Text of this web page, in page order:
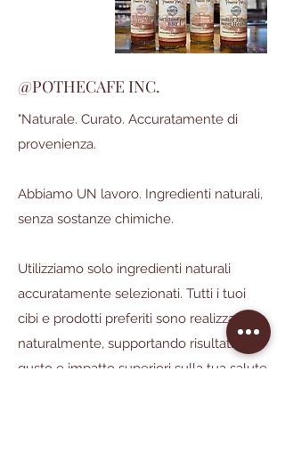
@POTHECAFE INC.
"Naturale. Curato. Accuratamente di
provenienza.
Abbiamo UN lavoro. Ingredienti naturali,
senza sostanze chimiche.
Utilizziamo solo ingredienti naturali
accuratamente selezionati. Tutti i tuoi
cibi e prodotti preferiti sono realizzati
naturalmente, supportando risultati,
gusto e impatto superiori sulla tua salute